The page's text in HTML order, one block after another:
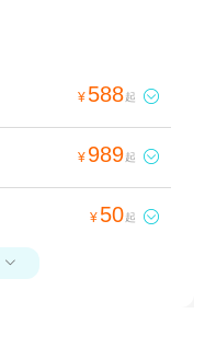
¥ 588起 
¥ 989起 
¥ 50起 
